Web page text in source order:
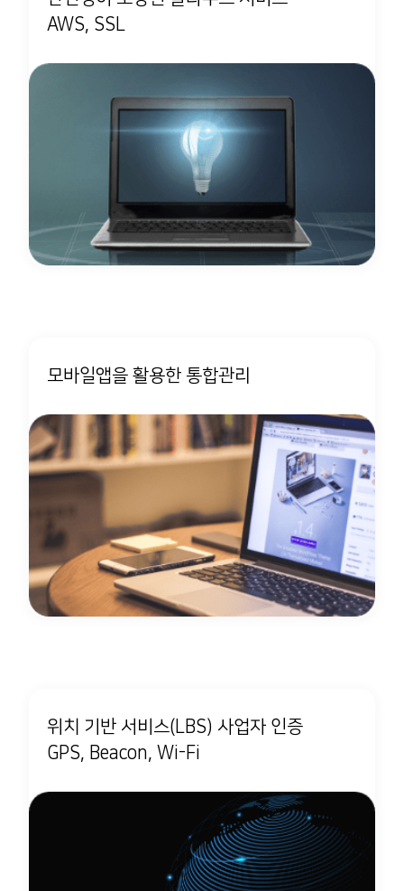
AWS, SSL
모바일앱을 활용한 통합관리
위치 기반 서비스(LBS) 사업자 인증
GPS, Beacon, Wi-Fi